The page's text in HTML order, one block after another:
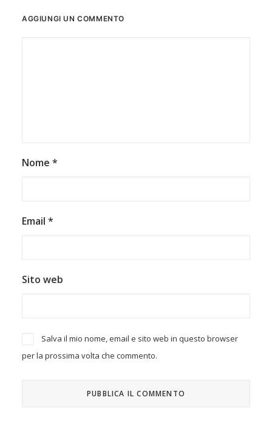
AGGIUNGI UN COMMENTO
Nome *
Email *
Sito web
Salva il mio nome, email e sito web in questo browser
per la prossima volta che commento.